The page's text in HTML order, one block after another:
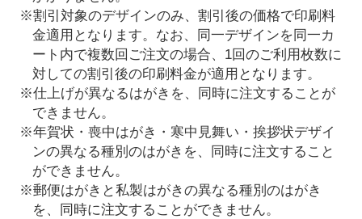
※割引対象のデザインのみ、割引後の価格で印刷料
金適用となります。なお、同一デザインを同一カ
ート内で複数回ご注文の場合、1回のご利用枚数に
対しての割引後の印刷料金が適用となります。
※仕上げが異なるはがきを、同時に注文することが
できません。
※年賀状・喪中はがき・寒中見舞い・挨拶状デザイ
ンの異なる種別のはがきを、同時に注文すること
ができません。
※郵便はがきと私製はがきの異なる種別のはがき
を、同時に注文することができません。